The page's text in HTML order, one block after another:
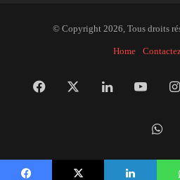
© Copyright 2026, Tous droits
Home
Facebook Linkedin
la